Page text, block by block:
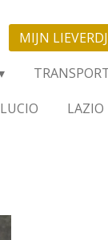
MIJN
LUCIO LAZIO